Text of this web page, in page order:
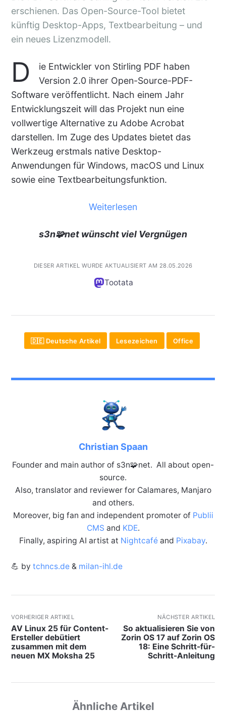
erschienen. Das Open-Source-Tool bietet
künftig Desktop-Apps, Textbearbeitung – und
ein neues Lizenzmodell.
D
ie Entwickler von Stirling PDF haben
Version 2.0 ihrer Open-Source-PDF-
Software veröffentlicht. Nach einem Jahr
Entwicklungszeit will das Projekt nun eine
vollwertige Alternative zu Adobe Acrobat
darstellen. Im Zuge des Updates bietet das
Werkzeug erstmals native Desktop-
Anwendungen für Windows, macOS und Linux
sowie eine Textbearbeitungsfunktion.
Weiterlesen
s3n🧩net wünscht viel Vergnügen
DIESER ARTIKEL WURDE AKTUALISIERT AM 28.05.2026
Tootata
🇩🇪 Deutsche Artikel Lesezeichen Office
Christian Spaan
Founder and main author of s3n🧩net. All about open-
source.
Also, translator and reviewer for Calamares, Manjaro
and others.
Moreover, big fan and independent promoter of Publii
CMS and KDE.
Finally, aspiring AI artist at Nightcaféand Pixabay.
💪 by tchncs.de& milan-ihl.de
VORHERIGER ARTIKEL
AV Linux 25 für Content-
Ersteller debütiert
zusammen mit dem
neuen MX Moksha 25
NÄCHSTER ARTIKEL
So aktualisieren Sie von
Zorin OS 17 auf Zorin OS
18: Eine Schritt-für-
Schritt-Anleitung
Ähnliche Artikel